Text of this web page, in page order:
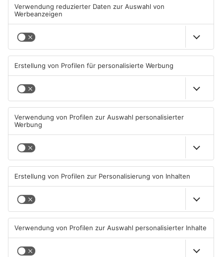
06.08.2026, 15:42 UHR IN MAIN-
KINZIG-KREIS
06.08.2026, 11:33 UHR IN MAIN-
KINZIG-KREIS
Wächtersbacher
Schwimmbad bleibt heute
geschlossen
KINZIG-KREIS
Neue Sperrungen rund um
KINZIG-KREIS